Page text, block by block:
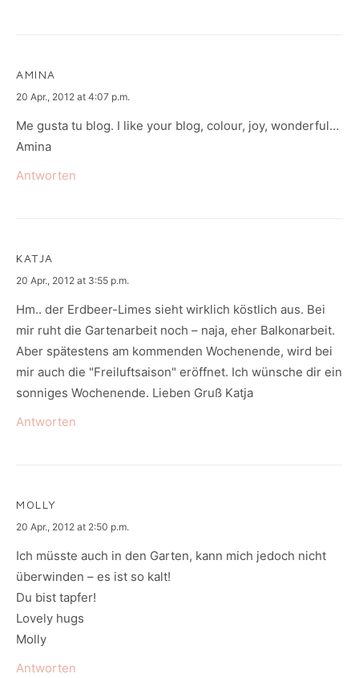
AMINA
says:
20 Apr., 2012 at 4:07 p.m.
Me gusta tu blog. I like your blog, colour, joy, wonderful…
Amina
Antworten
KATJA
says:
20 Apr., 2012 at 3:55 p.m.
Hm.. der Erdbeer-Limes sieht wirklich köstlich aus. Bei
mir ruht die Gartenarbeit noch – naja, eher Balkonarbeit.
Aber spätestens am kommenden Wochenende, wird bei
mir auch die "Freiluftsaison" eröffnet. Ich wünsche dir ein
sonniges Wochenende. Lieben Gruß Katja
Antworten
MOLLY
says:
20 Apr., 2012 at 2:50 p.m.
Ich müsste auch in den Garten, kann mich jedoch nicht
überwinden – es ist so kalt!
Du bist tapfer!
Lovely hugs
Molly
Antworten